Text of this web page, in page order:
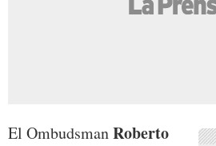
El OmbudsmanRoberto